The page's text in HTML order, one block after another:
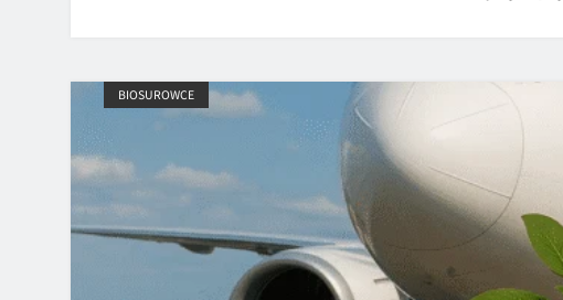
BIOSUROWCE